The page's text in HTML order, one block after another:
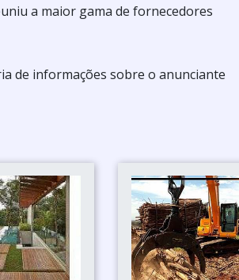
a maior gama de fornecedores
de informações sobre o anunciante